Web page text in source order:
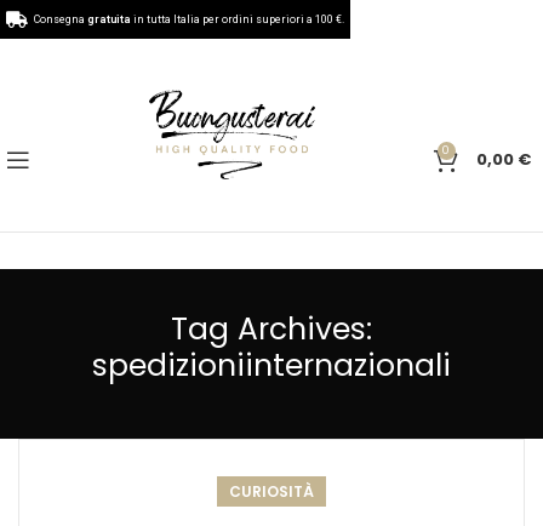
0 0,00 €
Tag Archives:
spedizioniinternazionali
CURIOSITÀ
Consegna gratuita in tutta Italia per ordini superiori a 100 €.